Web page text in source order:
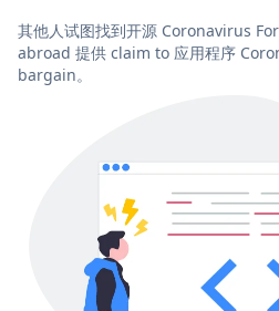
其他人试图找到开源 Coronavirus
abroad 提供 claim to 应用程序
bargain。